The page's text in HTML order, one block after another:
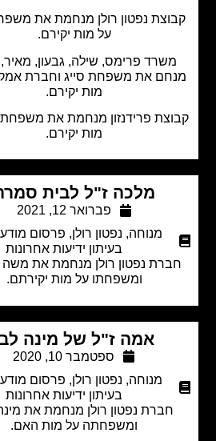
נפטון רולן מנחמת את משפחת סייג
על מות יקירם.
פרימס, שילה, גבעון, מאיר, עו"ד,
את משפחת סייג וחברת אמקו ים על
מות יקירם.
פרידנזון מנחמת את משפחת סייג על
מות יקירם.
מלכה ז"ל לבית סמרה
פברואר 12, 2021
מנוחה
נפטון רולן,פרסום מודעת אבל
בעיתון ידיעות אחרונות
נפטון רולן מנחמת את משה סמרה
ומשפחתו על מות יקירתם.
אמה ז"ל של מינה לבו
ספטמבר 10, 2020
מנוחה
נפטון רולן,פרסום מודעת אבל
בעיתון ידיעות אחרונות
חברת נפטון רולן מנחמת את מינה לבו
ומשפחתה על מות האם.